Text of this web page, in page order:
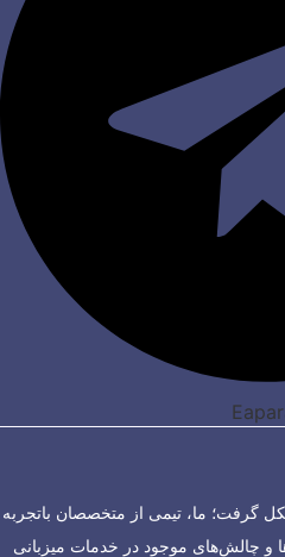
گرفت؛ ما، تیمی از متخصصان باتجربه
و چالش‌های موجود در خدمات میزبانی